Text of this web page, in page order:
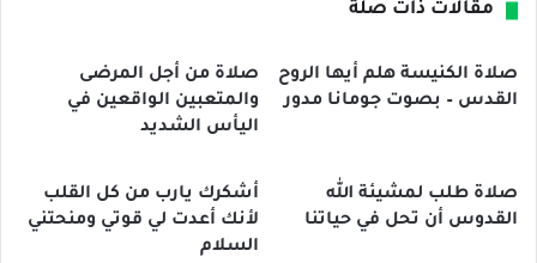
مقالات ذات صلة
صلاة الكنيسة هلم أيها الروح
القدس – بصوت جومانا مدور
صلاة من أجل المرضى
والمتعبين الواقعين في
اليأس الشديد
صلاة طلب لمشيئة الله
القدوس أن تحل في حياتنا
أشكرك يارب من كل القلب
لأنك أعدت لي قوتي ومنحتني
السلام